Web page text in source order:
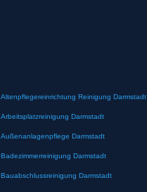
Altenpflegereinrichtung Reinigung Darmstadt
Arbeitsplatzreinigung Darmstadt
Außenanlagenpflege Darmstadt
Badezimmerreinigung Darmstadt
Bauabschlussreinigung Darmstadt